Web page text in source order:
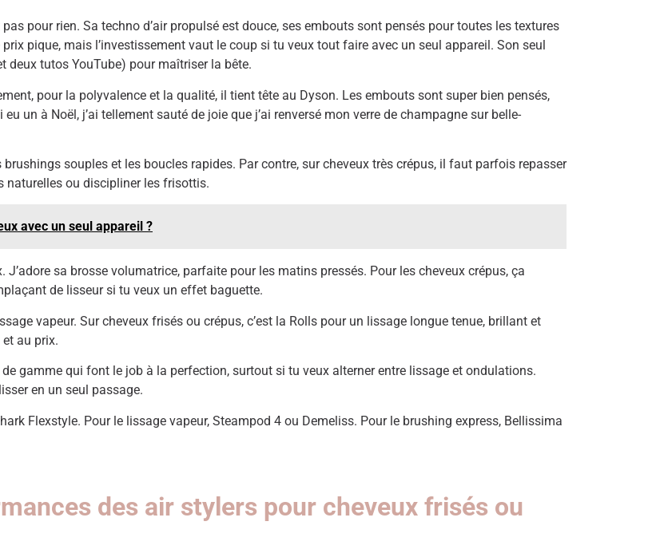
pour rien. Sa techno d’air propulsé est douce, ses embouts sont pensés pour toutes les textures
pique, mais l’investissement vaut le coup si tu veux tout faire avec un seul appareil. Son seul
deux tutos YouTube) pour maîtriser la bête.
pour la polyvalence et la qualité, il tient tête au Dyson. Les embouts sont super bien pensés,
un à Noël, j’ai tellement sauté de joie que j’ai renversé mon verre de champagne sur belle-
souples et les boucles rapides. Par contre, sur cheveux très crépus, il faut parfois repasser
naturelles ou discipliner les frisottis.
avec un seul appareil ?
sa brosse volumatrice, parfaite pour les matins pressés. Pour les cheveux crépus, ça
de lisseur si tu veux un effet baguette.
vapeur. Sur cheveux frisés ou crépus, c’est la Rolls pour un lissage longue tenue, brillant et
au prix.
gamme qui font le job à la perfection, surtout si tu veux alterner entre lissage et ondulations.
en un seul passage.
Flexstyle. Pour le lissage vapeur, Steampod 4 ou Demeliss. Pour le brushing express, Bellissima
des air stylers pour cheveux frisés ou